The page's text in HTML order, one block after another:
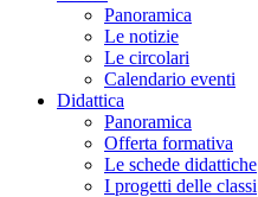
Panoramica
Le notizie
Le circolari
Calendario eventi
Didattica
Panoramica
Offerta formativa
Le schede didattiche
I progetti delle classi